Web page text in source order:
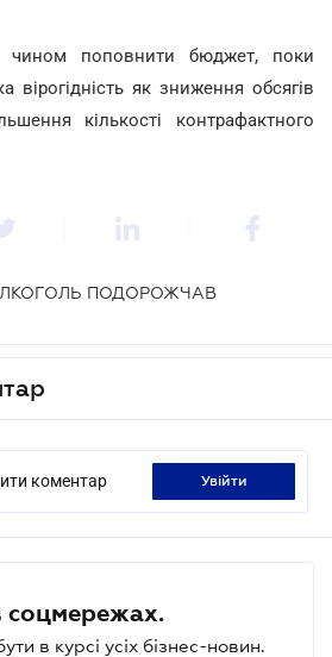
чином поповнити бюджет, поки
вірогідність як зниження обсягів
кількості контрафактного
ПОДОРОЖЧАВ
коментар увійти
соцмережах.
в курсі усіх бізнес-новин.